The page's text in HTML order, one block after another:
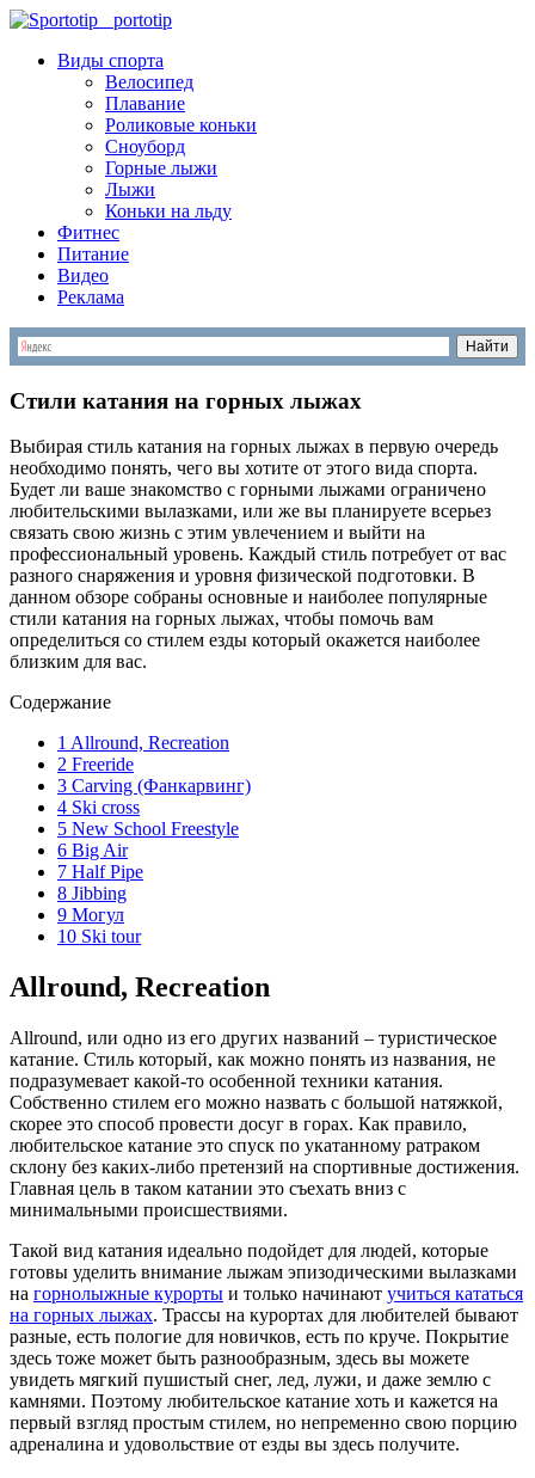
portotip
Виды спорта
Велосипед
Плавание
Роликовые коньки
Сноуборд
Горные лыжи
Лыжи
Коньки на льду
Фитнес
Питание
Видео
Реклама
Стили катания на горных лыжах
Выбирая стиль катания на горных лыжах в первую очередь
необходимо понять, чего вы хотите от этого вида спорта.
Будет ли ваше знакомство с горными лыжами ограничено
любительскими вылазками, или же вы планируете всерьез
связать свою жизнь с этим увлечением и выйти на
профессиональный уровень. Каждый стиль потребует от вас
разного снаряжения и уровня физической подготовки. В
данном обзоре собраны основные и наиболее популярные
стили катания на горных лыжах, чтобы помочь вам
определиться со стилем езды который окажется наиболее
близким для вас.
Содержание
1 Allround, Recreation
2 Freeride
3 Carving (Фанкарвинг)
4 Ski cross
5 New School Freestyle
6 Big Air
7 Half Pipe
8 Jibbing
9 Могул
10 Ski tour
Allround, Recreation
Allround, или одно из его других названий – туристическое
катание. Стиль который, как можно понять из названия, не
подразумевает какой-то особенной техники катания.
Собственно стилем его можно назвать с большой натяжкой,
скорее это способ провести досуг в горах. Как правило,
любительское катание это спуск по укатанному ратраком
склону без каких-либо претензий на спортивные достижения.
Главная цель в таком катании это съехать вниз с
минимальными происшествиями.
Такой вид катания идеально подойдет для людей, которые
готовы уделить внимание лыжам эпизодическими вылазками
на горнолыжные курорты и только начинают учиться кататься
на горных лыжах. Трассы на курортах для любителей бывают
разные, есть пологие для новичков, есть по круче. Покрытие
здесь тоже может быть разнообразным, здесь вы можете
увидеть мягкий пушистый снег, лед, лужи, и даже землю с
камнями. Поэтому любительское катание хоть и кажется на
первый взгляд простым стилем, но непременно свою порцию
адреналина и удовольствие от езды вы здесь получите.